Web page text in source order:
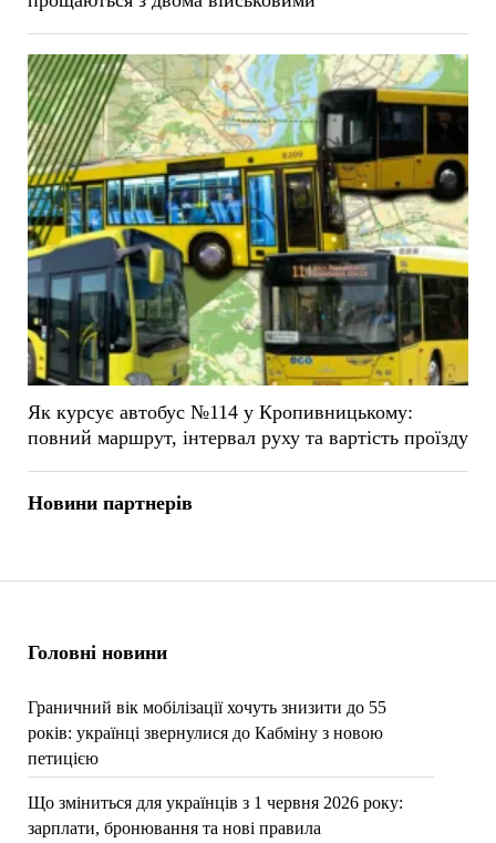
Головні новини
Граничний вік мобілізації хочуть знизити до 55
років: українці звернулися до Кабміну з новою
петицією
Що зміниться для українців з 1 червня 2026 року:
зарплати, бронювання та нові правила
Як курсує автобус №114 у Кропивницькому:
повний маршрут, інтервал руху та вартість проїзду
Новини партнерів